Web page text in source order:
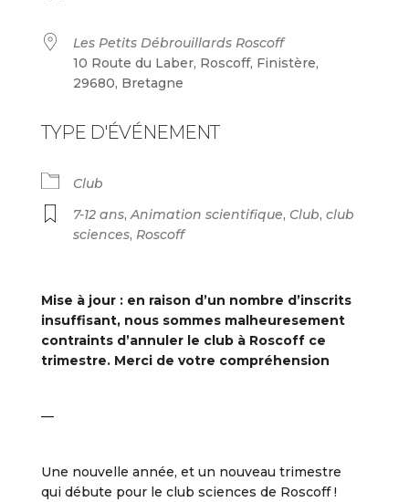
Les Petits Débrouillards Roscoff
10 Route du Laber, Roscoff, Finistère,
29680, Bretagne
TYPE D'ÉVÉNEMENT
Club
7-12 ans,Animation scientifique, Club, club
sciences, Roscoff
Mise à jour : en raison d’un nombre d’inscrits
insuffisant, nous sommes malheuresement
contraints d’annuler le club à Roscoff ce
trimestre. Merci de votre compréhension
—
Une nouvelle année, et un nouveau trimestre
qui débute pour le club sciences de Roscoff !